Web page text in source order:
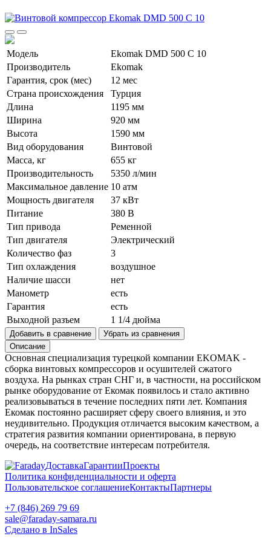
Модель
Ekomak DMD 500 C 10
Производитель
Ekomak
Гарантия, срок (мес)
12 мес
Страна происхождения
Турция
Длина
1195 мм
Ширина
920 мм
Высота
1590 мм
Вид оборудования
Винтовой
Масса, кг
655 кг
Производительность
5350 л/мин
Максимальное давление 10 атм
Мощность двигателя
37 кВт
Питание
380 В
Тип привода
Ременной
Тип двигателя
Электрический
Количество фаз
3
Тип охлаждения
воздушное
Наличие шасси
нет
Манометр
есть
Гарантия
есть
Выходной разъем
1 1/4 дюйма
Добавить в сравнение
Убрать из сравнения
Описание
Основная специализация турецкой компании EKOMAK -
сборка винтовых компрессоров и осушителей сжатого
воздуха. На рынках стран СНГ и, в частности, на российском
рынке оборудование от Екомак появилось и стало активно
реализовываться в течение последних пяти лет. Компания
Екомак постоянно расширяет сферу своего влияния, и это
неудивительно. Продукция отличается высоким качеством, а
стратегия развития компании ориентирована, в первую
очередь, на соответствие интересам потребителя.
ДоставкаГарантииПроекты
Политика конфиденциальности и оферта
Пользовательское соглашениеКонтактыПартнеры
+7 (846) 269 79 69
sale@faraday-samara.ru
Сделано в InSales